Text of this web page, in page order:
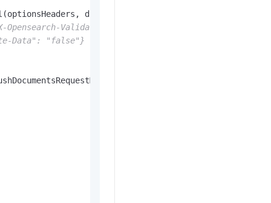
documentArrayList)
X-Opensearch-Validate-Data: false
Data": "false"}